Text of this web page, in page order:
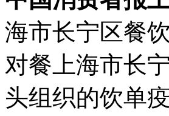
海市长宁区餐
对餐 上海市长
头组织的饮单